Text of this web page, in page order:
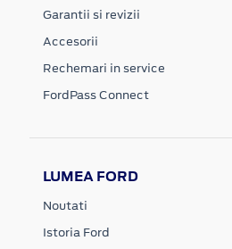
Garantii si revizii
Accesorii
Rechemari in service
FordPass Connect
LUMEA FORD
Noutati
Istoria Ford